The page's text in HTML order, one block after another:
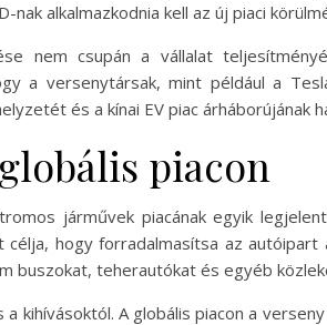
nak alkalmazkodnia kell az új piaci
nem csupán a vállalat
a versenytársak, mint például a
és a kínai EV piac árháborújának
piacon
járművek piacának egyik
hogy forradalmasítsa az
buszokat, teherautókat és egyéb
kihívásoktól. A globális piacon a